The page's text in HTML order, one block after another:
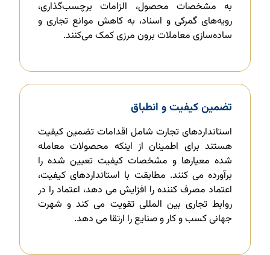
به مشخصات محصول، الزامات برچسب‌گذاری،
رویه‌های گمرکی و اسناد، به کاهش موانع تجاری و
ساده‌سازی معاملات برون مرزی کمک می‌کنند.
تضمین کیفیت و انطباق
استانداردهای تجارت شامل اقدامات تضمین کیفیت
هستند برای اطمینان از اینکه محصولات معامله
شده معیارها و مشخصات کیفیت تعیین شده را
برآورده می کنند. مطابقت با استانداردهای کیفیت،
اعتماد مصرف کننده را افزایش می دهد، اعتماد را در
روابط تجاری بین المللی تقویت می کند و شهرت
جهانی کسب و کار و صنایع را ارتقا می دهد.